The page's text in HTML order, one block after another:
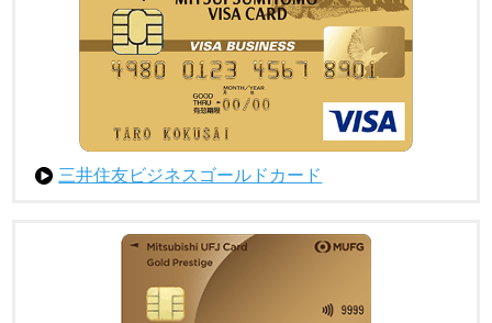
三井住友ビジネスゴールドカード